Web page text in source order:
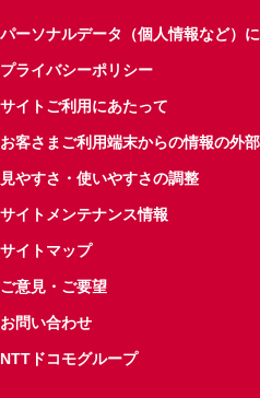
パーソナルデータ（個人情報など）
プライバシーポリシー
サイトご利用にあたって
お客さまご利用端末からの情報の外
見やすさ・使いやすさの調整
サイトメンテナンス情報
サイトマップ
ご意見・ご要望
お問い合わせ
NTTドコモグループ